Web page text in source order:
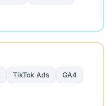
TikTok Ads
GA4